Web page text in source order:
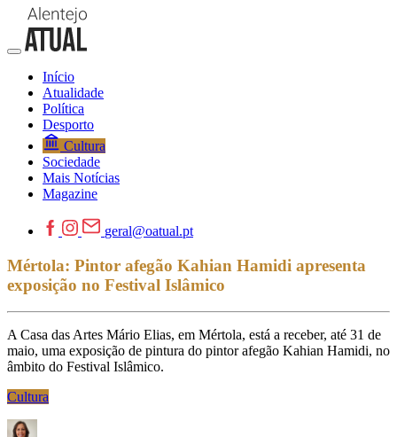
Início
Atualidade
Política
Desporto
Cultura
Sociedade
Mais Notícias
Magazine
geral@oatual.pt
Mértola: Pintor afegão Kahian Hamidi apresenta
exposição no Festival Islâmico
A Casa das Artes Mário Elias, em Mértola, está a receber, até 31 de
maio, uma exposição de pintura do pintor afegão Kahian Hamidi, no
âmbito do Festival Islâmico.
Cultura